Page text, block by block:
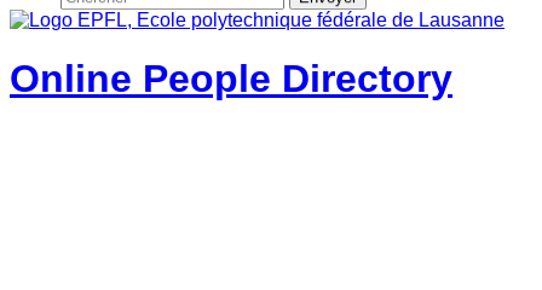
Online People Directory